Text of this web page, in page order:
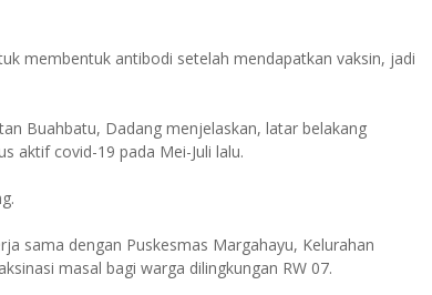
membentuk antibodi setelah mendapatkan vaksin, jadi
Buahbatu, Dadang menjelaskan, latar belakang
aktif covid-19 pada Mei-Juli lalu.
sama dengan Puskesmas Margahayu, Kelurahan
masal bagi warga dilingkungan RW 07.